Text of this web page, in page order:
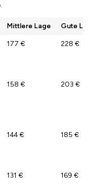
Mittlere Lage Gute
177 € 228 €
158 € 203 €
144 € 185 €
131 € 169 €